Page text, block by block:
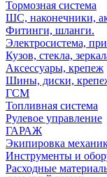
Тормозная система
ШС, наконечники,
Фитинги, шланги.
Электросистема,
Кузов, стекла,
Аксессуары, крепеж
Шины, диски,
ГСМ
Топливная система
Рулевое управление
ГАРАЖ
Экипировка
Инструменты и
Расходные